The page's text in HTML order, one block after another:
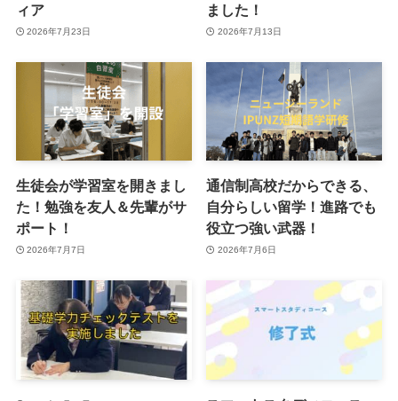
ィア
2026年7月23日
ました！
2026年7月13日
生徒会が学習室を開きまし
た！勉強を友人＆先輩がサ
ポート！
2026年7月7日
通信制高校だからできる、
自分らしい留学！進路でも
役立つ強い武器！
2026年7月6日